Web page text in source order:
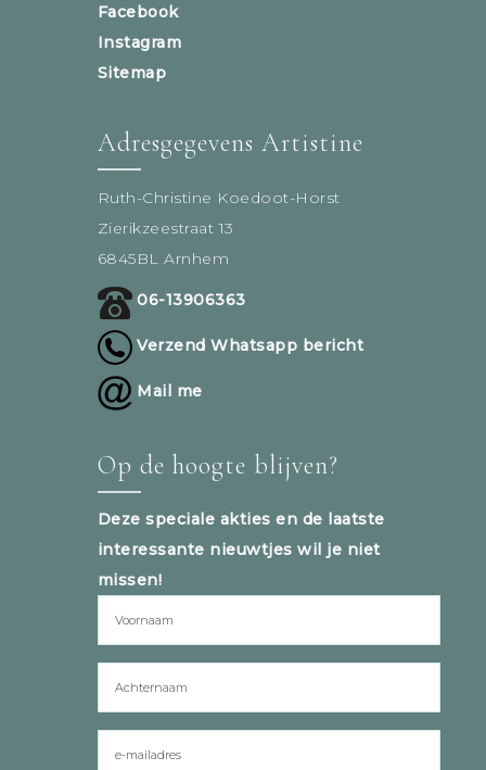
Facebook
Instagram
Sitemap
Adresgegevens Artistine
Ruth-Christine Koedoot-Horst
Zierikzeestraat 13
6845BL Arnhem
06-13906363
Verzend Whatsapp bericht
Mail me
Op de hoogte blijven?
Deze speciale akties en de laatste
interessante nieuwtjes wil je niet
missen!